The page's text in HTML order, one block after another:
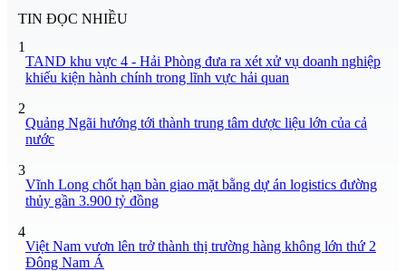
TIN ĐỌC NHIỀU
1
TAND khu vực 4 - Hải Phòng đưa ra xét xử vụ doanh nghiệp
khiếu kiện hành chính trong lĩnh vực hải quan
2
Quảng Ngãi hướng tới thành trung tâm dược liệu lớn của cả
nước
3
Vĩnh Long chốt hạn bàn giao mặt bằng dự án logistics đường
thủy gần 3.900 tỷ đồng
4
Việt Nam vươn lên trở thành thị trường hàng không lớn thứ 2
Đông Nam Á